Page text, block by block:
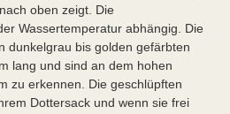
oben zeigt. Die
Wassertemperatur abhängig. Die
dunkelgrau bis golden gefärbten
lang und sind an dem hohen
zu erkennen. Die geschlüpften
Dottersack und wenn sie frei